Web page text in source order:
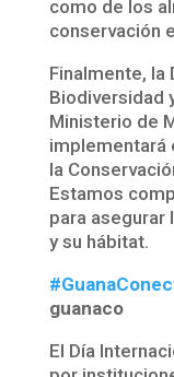
como de los
conservación
Finalmente, la
Biodiversidad
Ministerio de
implementará
la
Estamos
para asegurar
y su hábitat.
guanaco
El Día